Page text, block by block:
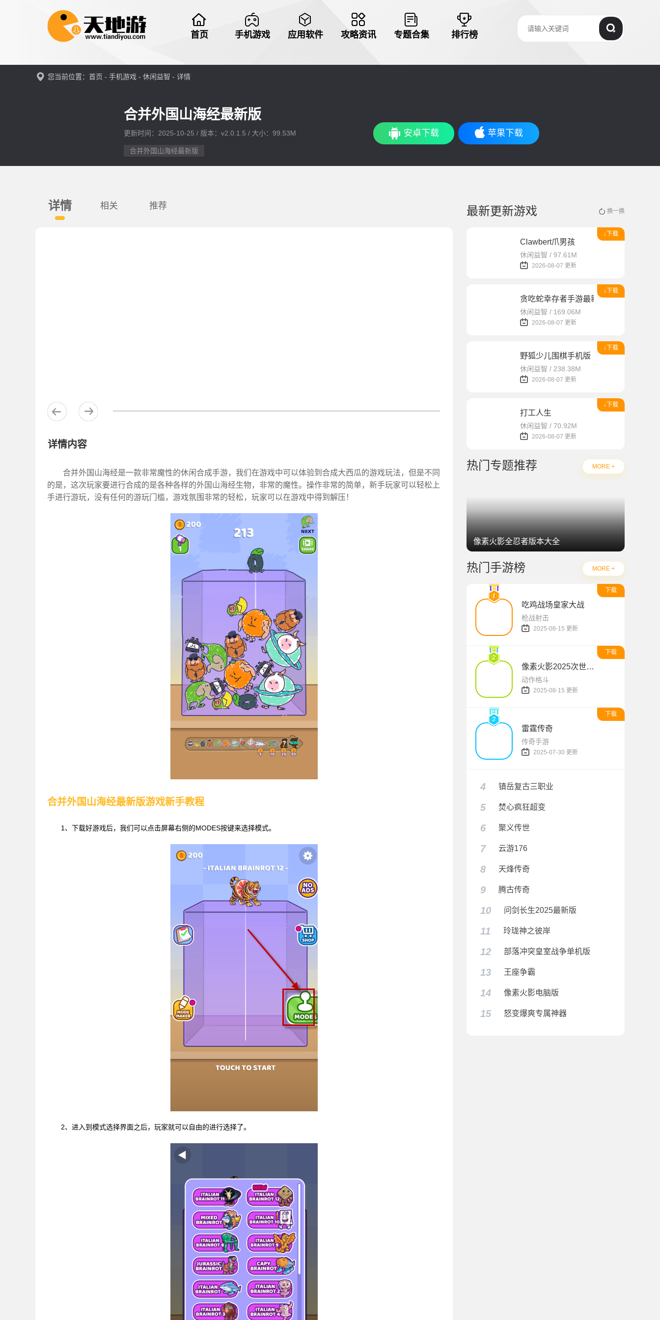
首页 手机游戏 应用软件 攻略资讯 专题合集 排行榜
您当前位置： 首页 - 手机游戏 - 休闲益智 - 详情
合并外国山海经最新版
更新时间：2025-10-25 / 版本：v2.0.1.5 / 大小：99.53M
合并外国山海经最新版
安卓下载 苹果下载
详情 相关 推荐
详情内容
合并外国山海经是一款非常魔性的休闲合成手游，我们在游戏中可以体验到合成大西瓜的游戏玩法，但是不同
的是，这次玩家要进行合成的是各种各样的外国山海经生物，非常的魔性。操作非常的简单，新手玩家可以轻松上
手进行游玩，没有任何的游玩门槛，游戏氛围非常的轻松，玩家可以在游戏中得到解压！
合并外国山海经最新版游戏新手教程
1、下载好游戏后，我们可以点击屏幕右侧的MODES按键来选择模式。
2、进入到模式选择界面之后，玩家就可以自由的进行选择了。
最新更新游戏 换一换
↓下载
Clawbert爪男孩
休闲益智 / 97.61M
2026-08-07 更新
↓下载
贪吃蛇幸存者手游最新版
休闲益智 / 169.06M
2026-08-07 更新
↓下载
野狐少儿围棋手机版
休闲益智 / 238.38M
2026-08-07 更新
↓下载
打工人生
休闲益智 / 70.92M
2026-08-07 更新
热门专题推荐 MORE +
像素火影全忍者版本大全
热门手游榜 MORE +
下载
吃鸡战场皇家大战
枪战射击
2025-08-15 更新
下载
像素火影2025次世代1.20版本
动作格斗
2025-08-15 更新
下载
雷霆传奇
传奇手游
2025-07-30 更新
4 镇岳复古三职业
5 焚心疯狂超变
6 聚义传世
7 云游176
8 天烽传奇
9 腾古传奇
10 问剑长生2025最新版
11 玲珑神之彼岸
12 部落冲突皇室战争单机版
13 王座争霸
14 像素火影电脑版
15 怒变爆爽专属神器